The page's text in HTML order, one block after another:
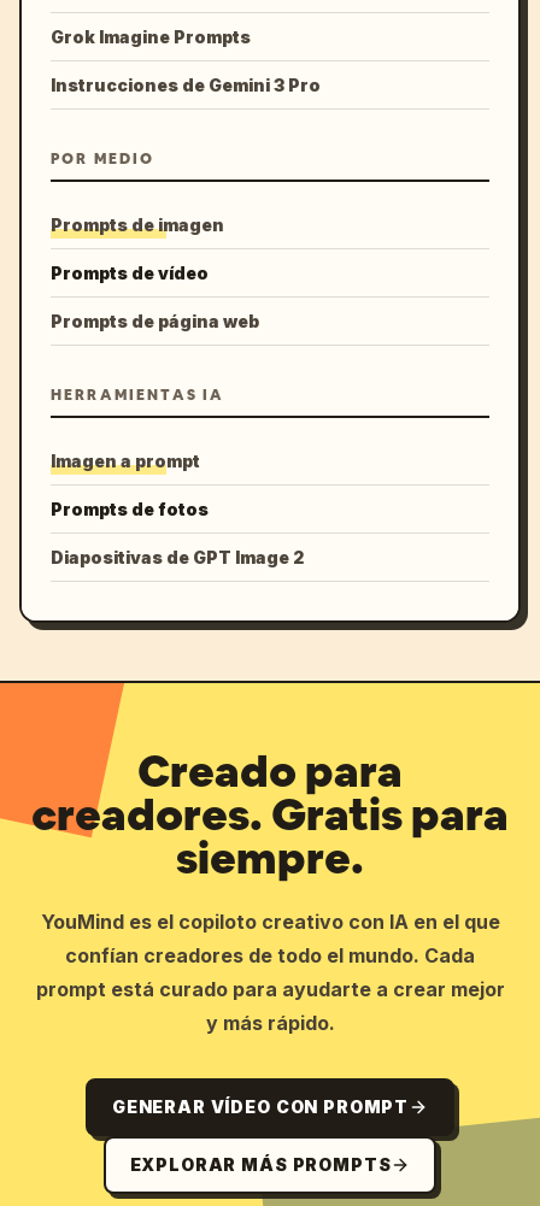
Grok Imagine Prompts
Instrucciones de Gemini 3 Pro
POR MEDIO
Prompts de imagen
Prompts de vídeo
Prompts de página web
HERRAMIENTAS IA
Imagen a prompt
Prompts de fotos
Diapositivas de GPT Image 2
Creado para
creadores. Gratis para
siempre.
YouMind es el copiloto creativo con IA en el que
confían creadores de todo el mundo. Cada
prompt está curado para ayudarte a crear mejor
y más rápido.
GENERAR VÍDEO CON PROMPT
EXPLORAR MÁS PROMPTS